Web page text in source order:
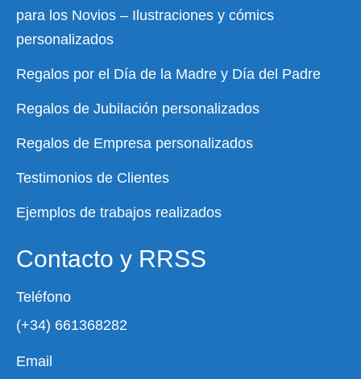
para los Novios – Ilustraciones y cómics
personalizados
Regalos por el Día de la Madre y Día del Padre
Regalos de Jubilación personalizados
Regalos de Empresa personalizados
Testimonios de Clientes
Ejemplos de trabajos realizados
Contacto y RRSS
Teléfono
(+34) 661368282
Email